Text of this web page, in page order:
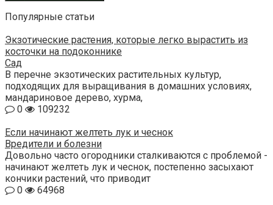
Популярные статьи
Экзотические растения, которые легко вырастить из
косточки на подоконнике
Сад
В перечне экзотических растительных культур,
подходящих для выращивания в домашних условиях,
мандариновое дерево, хурма,
0
109232
Если начинают желтеть лук и чеснок
Вредители и болезни
Довольно часто огородники сталкиваются с проблемой -
начинают желтеть лук и чеснок, постепенно засыхают
кончики растений, что приводит
0
64968